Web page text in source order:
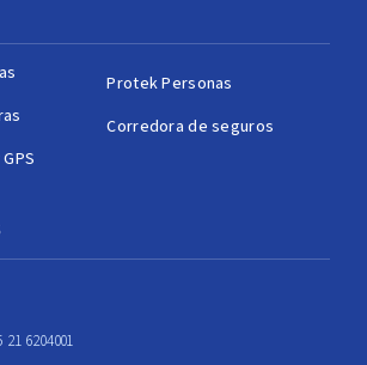
Protek Personas
Corredora de seguros
6204001